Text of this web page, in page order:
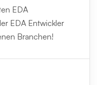
EDA
EDA Entwickler
Branchen!